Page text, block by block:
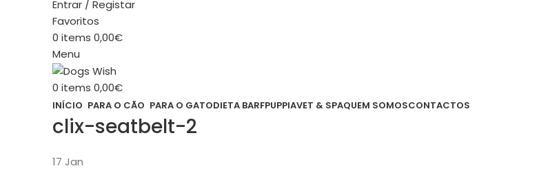
Entrar / Registar
Favoritos
0 items 0,00€
Menu
0 items 0,00€
INÍCIO PARA O CÃO PARA O GATODIETA BARFPUPPIAVET & SPAQUEM SOMOSCONTACTOS
clix-seatbelt-2
17 Jan